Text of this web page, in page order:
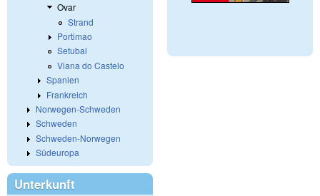
Ovar
Strand
Portimao
Setubal
Viana do Castelo
Spanien
Frankreich
Norwegen-Schweden
Schweden
Schweden-Norwegen
Südeuropa
Unterkunft